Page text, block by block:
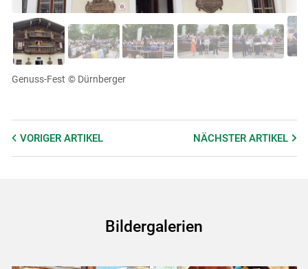
Genuss-Fest © Dürnberger
VORIGER ARTIKEL NÄCHSTERARTIKEL
Bildergalerien